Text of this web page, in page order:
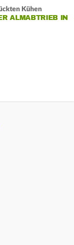
Kühen
ALMABTRIEB IN